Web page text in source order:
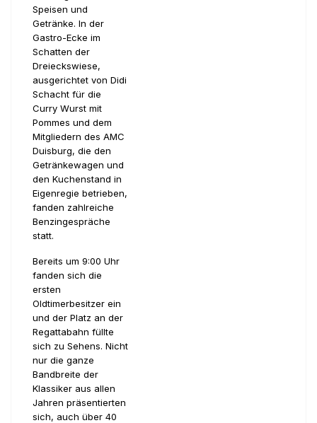
Speisen und
Getränke. In der
Gastro-Ecke im
Schatten der
Dreieckswiese,
ausgerichtet von Didi
Schacht für die
Curry Wurst mit
Pommes und dem
Mitgliedern des AMC
Duisburg, die den
Getränkewagen und
den Kuchenstand in
Eigenregie betrieben,
fanden zahlreiche
Benzingespräche
statt.
Bereits um 9:00 Uhr
fanden sich die
ersten
Oldtimerbesitzer ein
und der Platz an der
Regattabahn füllte
sich zu Sehens. Nicht
nur die ganze
Bandbreite der
Klassiker aus allen
Jahren präsentierten
sich, auch über 40